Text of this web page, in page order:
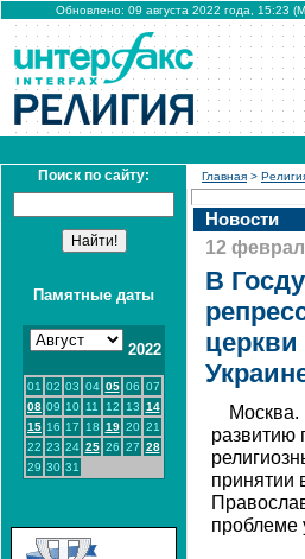
Обновлено: 09 августа 2022 года, 15:23
Поиск по сайту:
Памятные даты
2022
01 02 03 04 05 06 07
08 09 10 11 12 13 14
15 16 17 18 19 20 21
22 23 24 25 26 27 28
29 30 31
Главная >
Новости
12
В
развитию
принятии